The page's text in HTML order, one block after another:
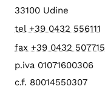
33100 Udine
tel +39 0432 556111
fax +39 0432 507715
p.iva 01071600306
c.f. 80014550307